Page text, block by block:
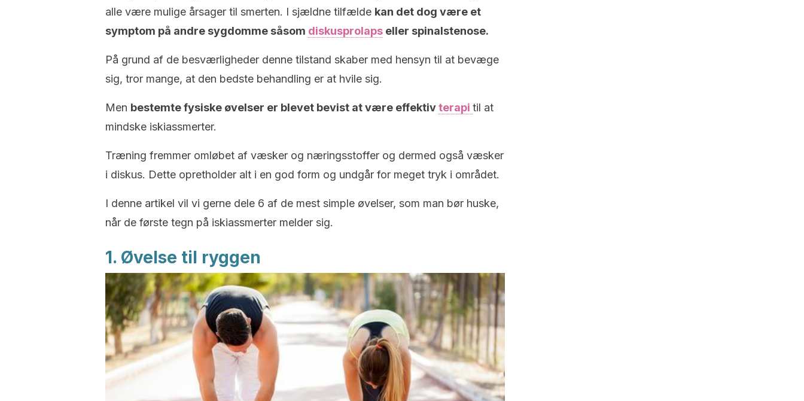
alle være mulige årsager til smerten. I sjældne tilfælde kan det dog være et
symptom på andre sygdomme såsom diskusprolaps eller spinalstenose.
På grund af de besværligheder denne tilstand skaber med hensyn til at bevæge
sig, tror mange, at den bedste behandling er at hvile sig.
Men bestemte fysiske øvelser er blevet bevist at være effektivterapi til at
mindske iskiassmerter.
Træning fremmer omløbet af væsker og næringsstoffer og dermed også væsker
i diskus. Dette opretholder alt i en god form og undgår for meget tryk i området.
I denne artikel vil vi gerne dele 6 af de mest simple øvelser, som man bør huske,
når de første tegn på iskiassmerter melder sig.
1. Øvelse til ryggen